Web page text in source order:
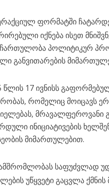
ფორმატში
იქნება ისეთ
პოლიტიკურ
განვითარების
წლის 17 ივნისს
რომელიც მოიცავს
მრავალფეროვანი
ინიციატივების
მიმართულებით.
საფუძვლად
უწყვეტი გაცვლა